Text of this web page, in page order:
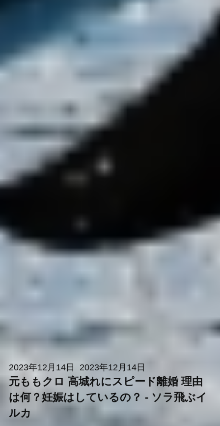
2023年12月14日 2023年12月14日
元ももクロ 高城れにスピード離婚 理由
は何？妊娠はしているの？ - ソラ飛ぶイ
ルカ